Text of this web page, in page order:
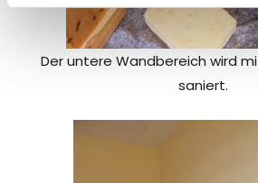
Der untere Wandbereich wird
saniert.